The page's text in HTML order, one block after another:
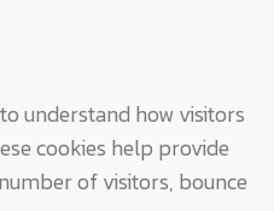
understand how visitors
cookies help provide
of visitors, bounce